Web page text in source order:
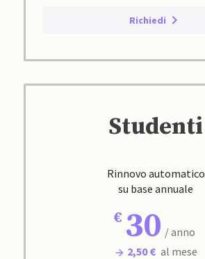
Richiedi
Studenti
Rinnovo automatico
su base annuale
30 / anno
2,50 € al mese